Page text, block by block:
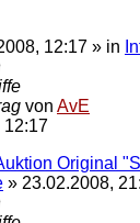
12:17 » in
von AvE
12:17
Original
» 23.02.2008,